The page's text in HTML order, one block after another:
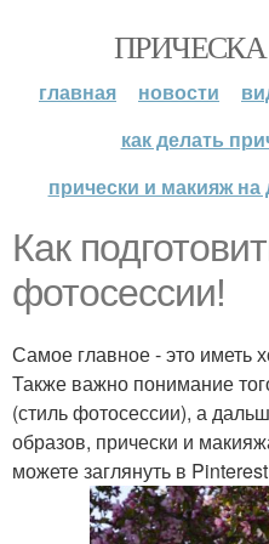
главная новости
как делать
прически и макияж на
Как
фотосессии!
Самое главное - это иметь
Также важно понимание
(стиль фотосессии), а
образов, прически и
можете заглянуть в Pinterest